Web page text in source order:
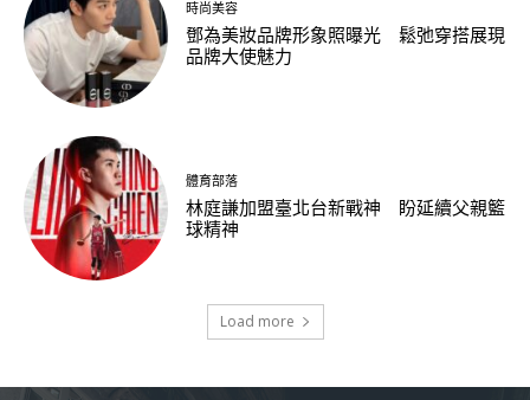
時尚美容
鄧為美妝品牌形象照曝光 鬆弛穿搭展現
品牌大使魅力
體育部落
林庭謙加盟臺北台新戰神 盼延續父親籃
球精神
Load more